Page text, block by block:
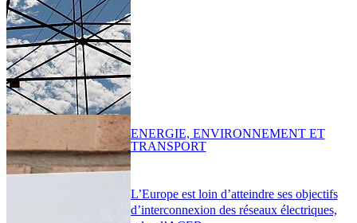
L’Europe est loin d’atteindre ses objectifs
d’interconnexion des réseaux électriques,
ENERGIE, ENVIRONNEMENT ET
TRANSPORT